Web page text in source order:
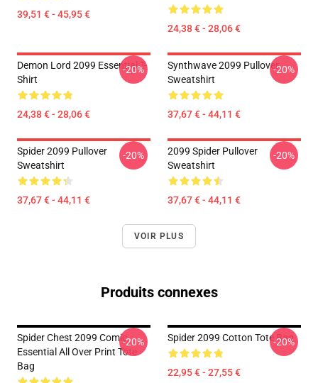
39,51 € - 45,95 €
24,38 € - 28,06 €
Demon Lord 2099 Essential T-
Shirt
24,38 € - 28,06 €
-20%
Synthwave 2099 Pullover
Sweatshirt
37,67 € - 44,11 €
-20%
Spider 2099 Pullover
Sweatshirt
37,67 € - 44,11 €
-20%
2099 Spider Pullover
Sweatshirt
37,67 € - 44,11 €
-20%
VOIR PLUS
Produits connexes
Spider Chest 2099 Comic
Essential All Over Print Tote
Bag
-20% Spider 2099 Cotton Tote Bag
22,95 € - 27,55 €
-20%